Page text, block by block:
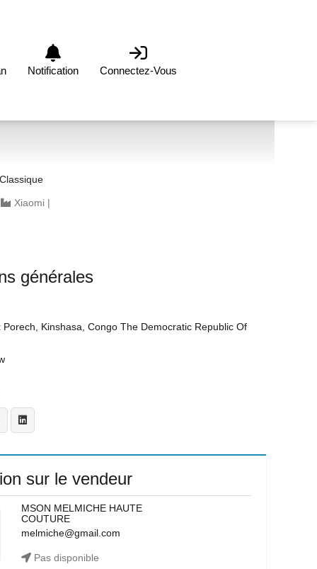
Notification Connectez-Vous
Xiaomi |
générales
Porech, Kinshasa, Congo The Democratic Republic Of
sur le vendeur
MSON MELMICHE HAUTE
COUTURE
melmiche@gmail.com
Pas disponible